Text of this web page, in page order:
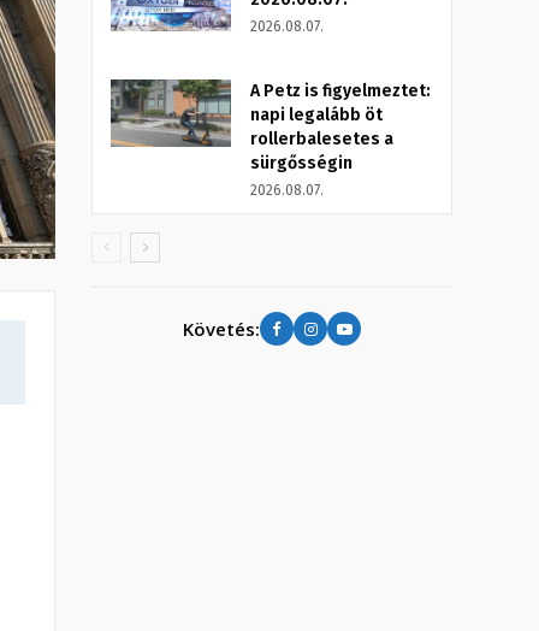
2026.08.07.
A Petz is figyelmeztet:
napi legalább öt
rollerbalesetes a
sürgősségin
2026.08.07.
Követés: